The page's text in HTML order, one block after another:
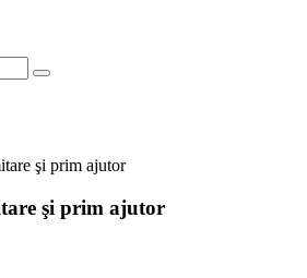
şi prim ajutor
şi prim ajutor